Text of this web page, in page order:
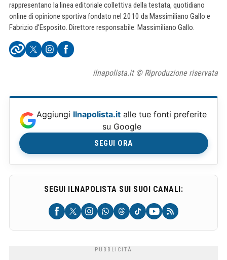
rappresentano la linea editoriale collettiva della testata, quotidiano
online di opinione sportiva fondato nel 2010 da Massimiliano Gallo e
Fabrizio d'Esposito. Direttore responsabile: Massimiliano Gallo.
ilnapolista.it © Riproduzione riservata
Aggiungi Ilnapolista.it alle tue fonti preferite
su Google
SEGUI ORA
SEGUI ILNAPOLISTA SUI SUOI CANALI: